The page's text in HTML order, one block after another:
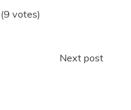
votes)
Next post